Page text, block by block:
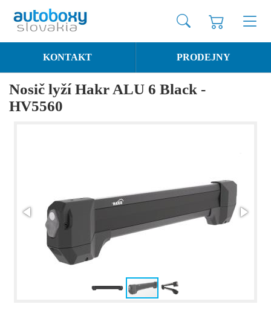
KONTAKT PRODEJNY
Nosič lyží Hakr ALU 6 Black -
HV5560